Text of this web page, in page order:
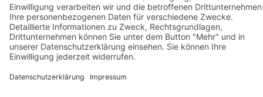
Impressum Datenschutzerklärung Cookie-Einstellungen